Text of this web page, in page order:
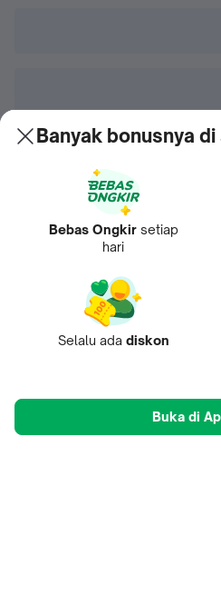
Banyak bonusnya
Bebas Ongkir setiap
hari
Selalu ada diskon
Buka di